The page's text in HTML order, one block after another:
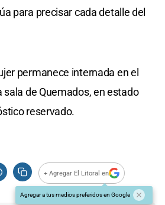
para precisar cada detalle del
permanece internada en el
sala de Quemados, en estado
reservado.
+ Agregar El Litoral en
Agregar a tus medios preferidos en Google